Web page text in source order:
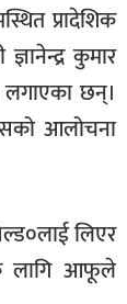
प्रादेशिक
कुमार
छन्।
आलोचना
लिएर
लागि आफूले